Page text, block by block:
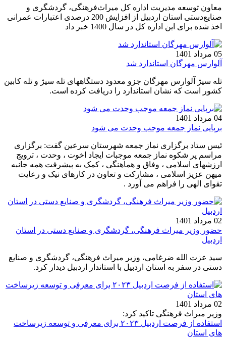
معاون توسعه مدیریت اداره کل میراث‌فرهنگی، گردشگری و
صنایع‌دستی استان اردبیل از افزایش 200 درصدی اعتبارات عمرانی
اخذ شده برای این اداره کل در سال 1400 خبر داد
05 مرداد 1401
آلوارس مهرگان استاندارد شد
تله سیژ آلوارس مهرگان جزو معدود دستگاههای تله سیژ و تله کابین
کشور است که نشان استاندارد را دریافت کرده است.
04 مرداد 1401
برپایی نماز جمعه موجب وحدت می شود
ئیس ستاد برگزاری نماز جمعه شهرستان سرعین گفت: برگزاری
مراسم پر شکوه نماز جمعه موجبات ایجاد اخوت ، وحدت ، ترویج
ارزشهای اسلامی ، وفاق و هماهنگی ، کمک به پیشرفت همه جانبه
میهن عزیز اسلامی ، مشارکت و تعاون در کارهای نیک و رعایت
تقوای الهی را فراهم می آورد .
02 مرداد 1401
حضور وزیر میراث فرهنگی، گردشگری و صنایع دستی در استان
اردبیل
سید عزت‌ الله ضرغامی، وزیر میراث‌ فرهنگی، گردشگری و صنایع‌
دستی در سفر به استان اردبیل با استاندار اردبیل دیدار کرد.
02 مرداد 1401
وزیر میراث فرهنگی تاکید کرد:
استفاده از فرصت اردبیل ۲۰۲۳ برای معرفی و توسعه زیرساخت
های استان